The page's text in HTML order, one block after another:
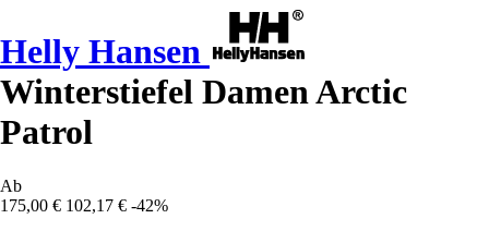
Helly Hansen
Winterstiefel Damen Arctic
Patrol
Ab
175,00 € 102,17 € -42%